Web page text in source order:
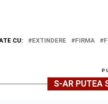
CU: EXTINDERE FIRMA
S-AR PUTEA